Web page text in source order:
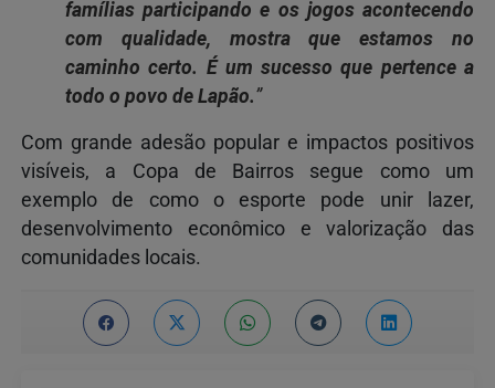
famílias participando e os jogos acontecendo
com qualidade, mostra que estamos no
caminho certo. É um sucesso que pertence a
todo o povo de Lapão.”
Com grande adesão popular e impactos positivos
visíveis, a Copa de Bairros segue como um
exemplo de como o esporte pode unir lazer,
desenvolvimento econômico e valorização das
comunidades locais.